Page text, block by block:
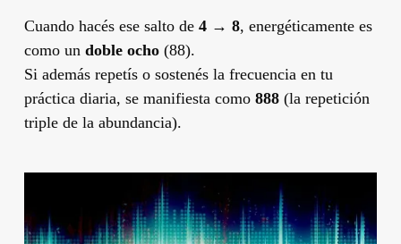
Cuando hacés ese salto de 4 → 8, energéticamente es
como un doble ocho(88).
Si además repetís o sostenés la frecuencia en tu
práctica diaria, se manifiesta como 888(la repetición
triple de la abundancia).